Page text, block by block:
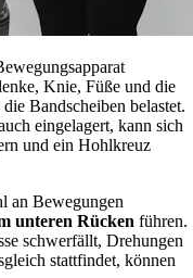
Knie, Füße und die
Bandscheiben belastet.
eingelagert, kann sich
und ein Hohlkreuz
an Bewegungen
unteren Rücken führen.
schwerfällt, Drehungen
stattfindet, können